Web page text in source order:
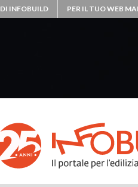
INFOBUILD PER IL TUO WEB